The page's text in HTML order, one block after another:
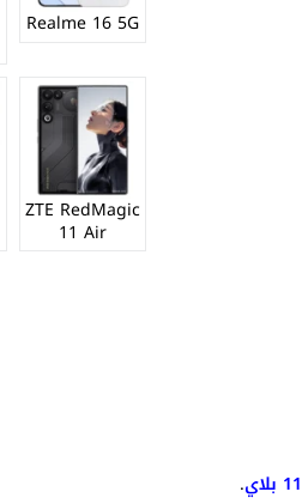
.
Realme 16 5G
ZTE RedMagic
11 Air